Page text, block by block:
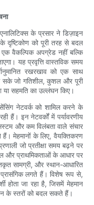
के प्रसार ने डिज़ाइन
दृष्टिकोण को पूरी तरह से बदल
एक वैकल्पिक अपग्रेड नहीं बल्कि
यह प्रवृत्ति वास्तविक समय
रखरखाव को एक साथ
सके जो गतिशील, कुशल और पूरी
या सहमति का उल्लंघन किए।
सेंसिंग नेटवर्क को शामिल करने के
हैं। इन नेटवर्कों में पर्यावरणीय
और कम विलंबता वाले संचार
हैं। मेहमानों के लिए, वैयक्तिकरण
जो प्रतीक्षा समय बढ़ने पर
और प्राथमिकताओं के आधार पर
सामग्री, और स्थान-आधारित
लगते हैं। विशेष रूप से,
होता जा रहा है, जिसमें मेहमान
के स्तरों को बदल सकते हैं।